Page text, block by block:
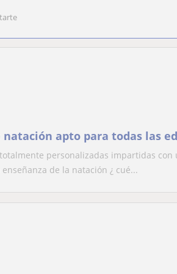
natación apto para todas las
personalizadas impartidas
de la natación ¿ cué...